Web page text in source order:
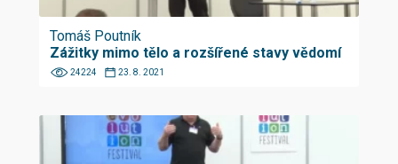
Tomáš Poutník
Zážitky mimo tělo a rozšířené stavy vědomí
24224 23. 8. 2021